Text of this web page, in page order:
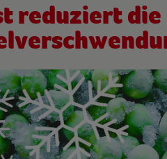
reduziert die